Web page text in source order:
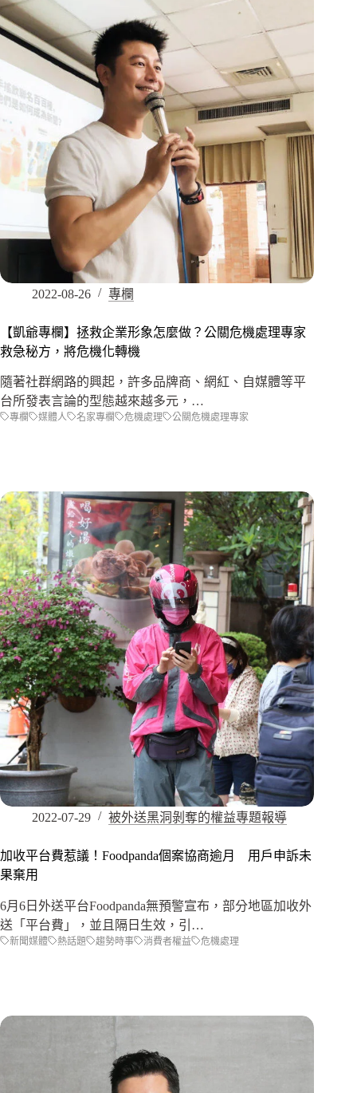
2022-08-26 專欄
【凱爺專欄】拯救企業形象怎麼做？公關危機處理專家
救急秘方，將危機化轉機
隨著社群網路的興起，許多品牌商、網紅、自媒體等平
台所發表言論的型態越來越多元，…
專欄 媒體人 名家專欄 危機處理 公關危機處理專家
2022-07-29 被外送黑洞剝奪的權益專題報導
加收平台費惹議！Foodpanda個案協商逾月 用戶申訴未
果棄用
6月6日外送平台Foodpanda無預警宣布，部分地區加收外
送「平台費」，並且隔日生效，引…
新聞媒體 熱話題 趨勢時事 消費者權益 危機處理